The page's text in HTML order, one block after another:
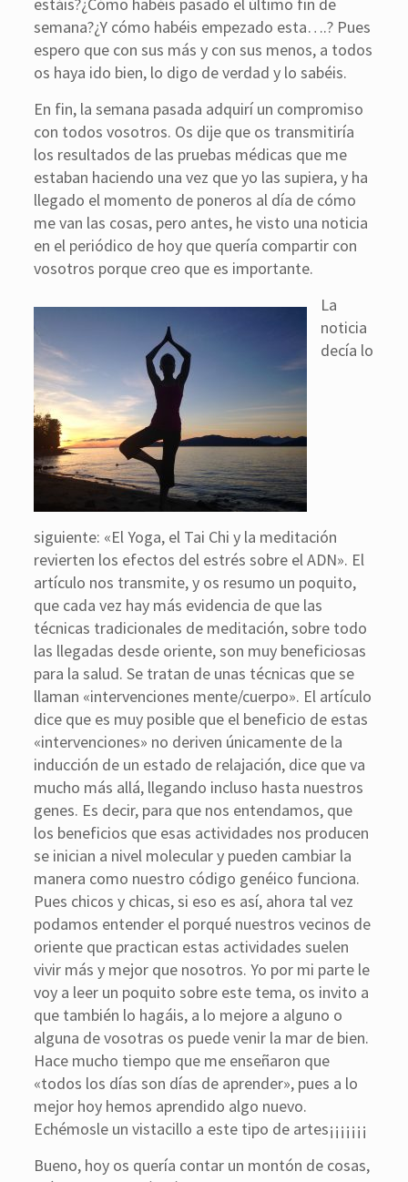
estáis?¿Cómo habéis pasado el último fin de
semana?¿Y cómo habéis empezado esta….? Pues
espero que con sus más y con sus menos, a todos
os haya ido bien, lo digo de verdad y lo sabéis.
En fin, la semana pasada adquirí un compromiso
con todos vosotros. Os dije que os transmitiría
los resultados de las pruebas médicas que me
estaban haciendo una vez que yo las supiera, y ha
llegado el momento de poneros al día de cómo
me van las cosas, pero antes, he visto una noticia
en el periódico de hoy que quería compartir con
vosotros porque creo que es importante.
La
noticia
decía lo
siguiente: «El Yoga, el Tai Chi y la meditación
revierten los efectos del estrés sobre el ADN». El
artículo nos transmite, y os resumo un poquito,
que cada vez hay más evidencia de que las
técnicas tradicionales de meditación, sobre todo
las llegadas desde oriente, son muy beneficiosas
para la salud. Se tratan de unas técnicas que se
llaman «intervenciones mente/cuerpo». El artículo
dice que es muy posible que el beneficio de estas
«intervenciones» no deriven únicamente de la
inducción de un estado de relajación, dice que va
mucho más allá, llegando incluso hasta nuestros
genes. Es decir, para que nos entendamos, que
los beneficios que esas actividades nos producen
se inician a nivel molecular y pueden cambiar la
manera como nuestro código genéico funciona.
Pues chicos y chicas, si eso es así, ahora tal vez
podamos entender el porqué nuestros vecinos de
oriente que practican estas actividades suelen
vivir más y mejor que nosotros. Yo por mi parte le
voy a leer un poquito sobre este tema, os invito a
que también lo hagáis, a lo mejore a alguno o
alguna de vosotras os puede venir la mar de bien.
Hace mucho tiempo que me enseñaron que
«todos los días son días de aprender», pues a lo
mejor hoy hemos aprendido algo nuevo.
Echémosle un vistacillo a este tipo de artes¡¡¡¡¡¡¡
Bueno, hoy os quería contar un montón de cosas,